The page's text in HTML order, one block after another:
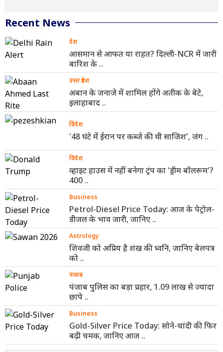
Recent News
देश
आसमान से आफत या राहत? दिल्ली-NCR में जारी
बारिश के ..
उत्तर प्रदेश
अबान के जनाजे में शामिल होंगे अतीक के बेटे,
इलाहाबाद ..
विदेश
'48 घंटे में ईरान पर कब्जे की थी साजिश', जंग ..
विदेश
व्हाइट हाउस में नहीं बनेगा ट्रंप का 'ड्रीम बॉलरूम'?
400 ..
Business
Petrol-Diesel Price Today: आज के पेट्रोल-
डीजल के भाव जारी, जानिए ..
Astrology
शिवजी को अप्रिय है शंख की ध्वनि, जानिए बेलपत्र
को ..
पंजाब
पंजाब पुलिस का बड़ा प्रहार, 1.09 लाख से ज्यादा
छापे ..
Business
Gold-Silver Price Today: सोने-चांदी की फिर
बढ़ी चमक, जानिए आज ..